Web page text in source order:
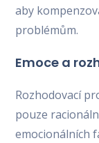
aby
problémům.
Emoce a
Rozhodovací
pouze
emocionálních